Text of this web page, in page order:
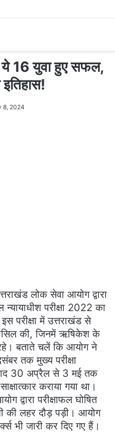
ये 16 युवा हुए सफल,
8, 2024
लोक सेवा आयोग द्वारा
न्यायाधीश परीक्षा 2022 का
परीक्षा में उत्तराखंड से
की, जिनमें ऋषिकेश के
बताते चलें कि आयोग ने
तक मुख्य परीक्षा
30 अप्रैल से 3 मई तक
कराया गया था।
द्वारा परीक्षाफल घोषित
की लहर दौड़ पड़ी। आयोग
भी जारी कर दिए गए हैं।